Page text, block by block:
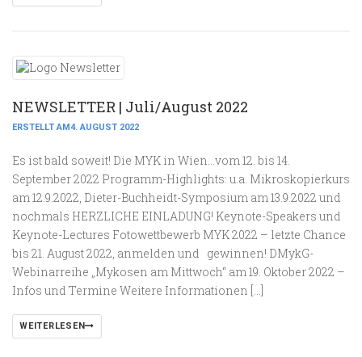
NEWSLETTER | Juli/August 2022
ERSTELLT AM4. AUGUST 2022
Es ist bald soweit! Die MYK in Wien…vom 12. bis 14.
September 2022 Programm-Highlights: u.a. Mikroskopierkurs
am 12.9.2022, Dieter-Buchheidt-Symposium am 13.9.2022 und
nochmals HERZLICHE EINLADUNG! Keynote-Speakers und
Keynote-Lectures Fotowettbewerb MYK 2022 – letzte Chance
bis 21. August 2022, anmelden und gewinnen! DMykG-
Webinarreihe „Mykosen am Mittwoch“ am 19. Oktober 2022 –
Infos und Termine Weitere Informationen […]
WEITERLESEN